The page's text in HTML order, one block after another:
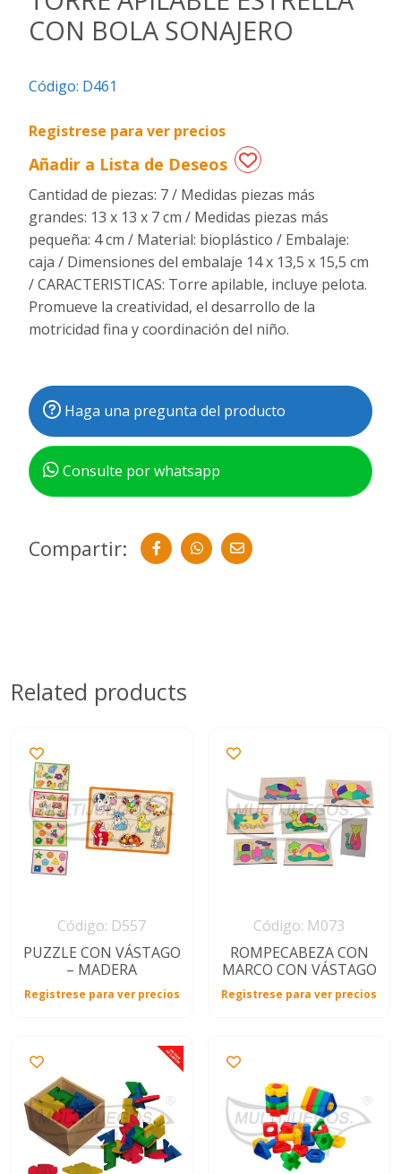
Regalos
especiales
CON BOLA SONAJERO
Código: D461
Registrese para ver precios
Añadir a Lista de Deseos
Cantidad de piezas: 7 / Medidas piezas más
grandes: 13 x 13 x 7 cm / Medidas piezas más
pequeña: 4 cm / Material: bioplástico / Embalaje:
caja / Dimensiones del embalaje 14 x 13,5 x 15,5 cm
/ CARACTERISTICAS: Torre apilable, incluye pelota.
Promueve la creatividad, el desarrollo de la
motricidad fina y coordinación del niño.
Haga una pregunta del producto
Consulte por whatsapp
Compartir:
Related products
Código: D557
PUZZLE CON VÁSTAGO
– MADERA
Registrese para ver precios
Código: M073
ROMPECABEZA CON
MARCO CON VÁSTAGO
Registrese para ver precios